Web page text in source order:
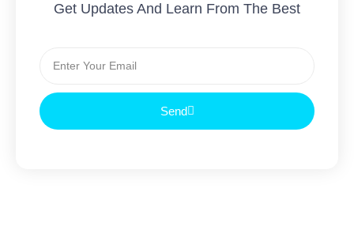
Get Updates And Learn From The Best
Send